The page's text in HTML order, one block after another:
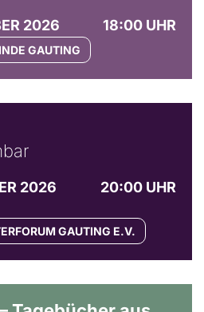
2026 18:00 UHR
GAUTING
2026
20:00 UHR
GAUTING E.V.